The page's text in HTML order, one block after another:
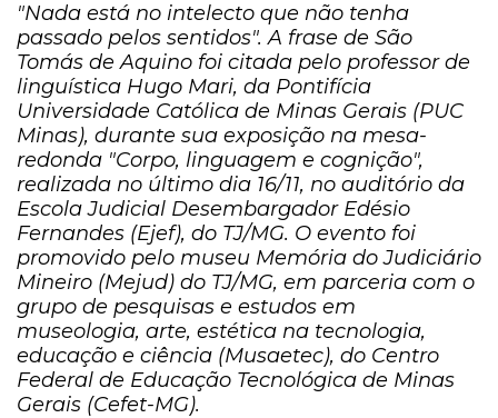
"Nada está no intelecto que não tenha
passado pelos sentidos". A frase de São
Tomás de Aquino foi citada pelo professor de
linguística Hugo Mari, da Pontifícia
Universidade Católica de Minas Gerais (PUC
Minas), durante sua exposição na mesa-
redonda "Corpo, linguagem e cognição",
realizada no último dia 16/11, no auditório da
Escola Judicial Desembargador Edésio
Fernandes (Ejef), do TJ/MG. O evento foi
promovido pelo museu Memória do Judiciário
Mineiro (Mejud) do TJ/MG, em parceria com o
grupo de pesquisas e estudos em
museologia, arte, estética na tecnologia,
educação e ciência (Musaetec), do Centro
Federal de Educação Tecnológica de Minas
Gerais (Cefet-MG).